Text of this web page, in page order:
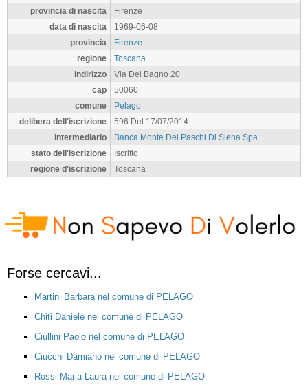
provincia di nascita
Firenze
data di nascita
1969-06-08
provincia
Firenze
regione
Toscana
indirizzo
Via Del Bagno 20
cap
50060
comune
Pelago
delibera dell'iscrizione
596 Del 17/07/2014
intermediario
Banca Monte Dei Paschi Di Siena Spa
stato dell'iscrizione
Iscritto
regione d'iscrizione
Toscana
Forse cercavi...
Martini Barbara nel comune di PELAGO
Chiti Daniele nel comune di PELAGO
Ciullini Paolo nel comune di PELAGO
Ciucchi Damiano nel comune di PELAGO
Rossi Maria Laura nel comune di PELAGO